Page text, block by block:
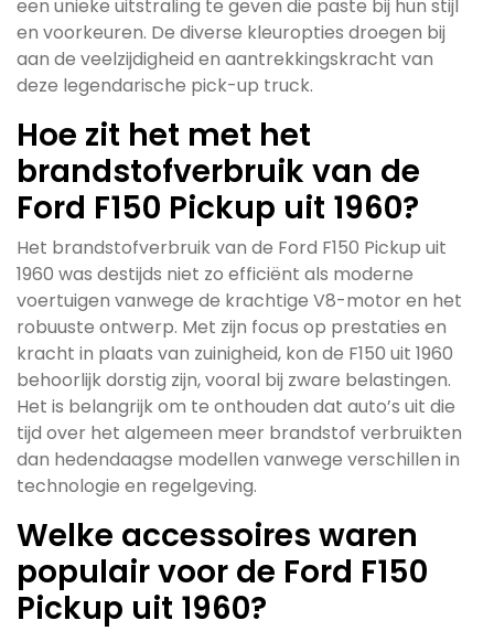
een unieke uitstraling te geven die paste bij hun stijl
en voorkeuren. De diverse kleuropties droegen bij
aan de veelzijdigheid en aantrekkingskracht van
deze legendarische pick-up truck.
Hoe zit het met het
brandstofverbruik van de
Ford F150 Pickup uit 1960?
Het brandstofverbruik van de Ford F150 Pickup uit
1960 was destijds niet zo efficiënt als moderne
voertuigen vanwege de krachtige V8-motor en het
robuuste ontwerp. Met zijn focus op prestaties en
kracht in plaats van zuinigheid, kon de F150 uit 1960
behoorlijk dorstig zijn, vooral bij zware belastingen.
Het is belangrijk om te onthouden dat auto’s uit die
tijd over het algemeen meer brandstof verbruikten
dan hedendaagse modellen vanwege verschillen in
technologie en regelgeving.
Welke accessoires waren
populair voor de Ford F150
Pickup uit 1960?